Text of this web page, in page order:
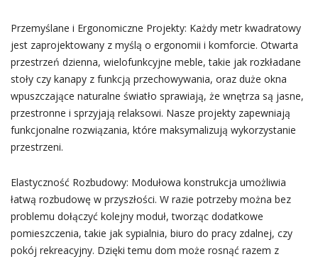
Przemyślane i Ergonomiczne Projekty: Każdy metr kwadratowy
jest zaprojektowany z myślą o ergonomii i komforcie. Otwarta
przestrzeń dzienna, wielofunkcyjne meble, takie jak rozkładane
stoły czy kanapy z funkcją przechowywania, oraz duże okna
wpuszczające naturalne światło sprawiają, że wnętrza są jasne,
przestronne i sprzyjają relaksowi. Nasze projekty zapewniają
funkcjonalne rozwiązania, które maksymalizują wykorzystanie
przestrzeni.
Elastyczność Rozbudowy: Modułowa konstrukcja umożliwia
łatwą rozbudowę w przyszłości. W razie potrzeby można bez
problemu dołączyć kolejny moduł, tworząc dodatkowe
pomieszczenia, takie jak sypialnia, biuro do pracy zdalnej, czy
pokój rekreacyjny. Dzięki temu dom może rosnąć razem z